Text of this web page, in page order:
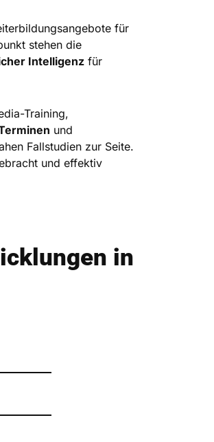
für
stehen die
Intelligenz für
Training,
und
Fallstudien zur Seite.
und effektiv
in